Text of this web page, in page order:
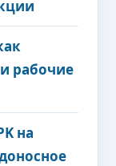
рабочие
на